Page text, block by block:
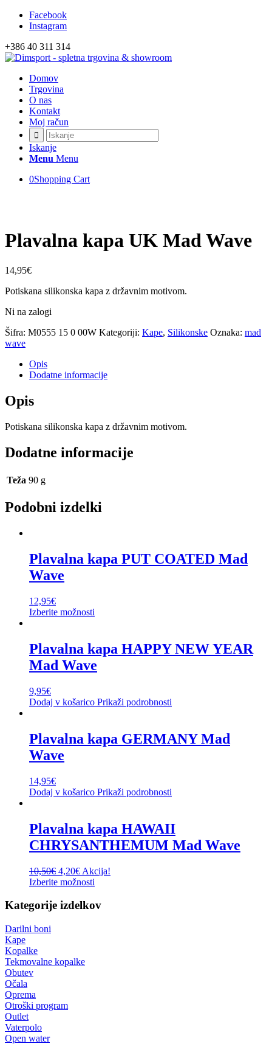
Facebook
Instagram
+386 40 311 314
Domov
Trgovina
O nas
Kontakt
Moj račun
Iskanje
Menu Menu
0Shopping Cart
Plavalna kapa UK Mad Wave
14,95€
Potiskana silikonska kapa z državnim motivom.
Ni na zalogi
Šifra: M0555 15 0 00W Kategoriji: Kape, Silikonske Oznaka: mad
wave
Opis
Dodatne informacije
Opis
Potiskana silikonska kapa z državnim motivom.
Dodatne informacije
Teža 90 g
Podobni izdelki
Plavalna kapa PUT COATED Mad
Wave
12,95€
Izberite možnosti
Plavalna kapa HAPPY NEW YEAR
Mad Wave
9,95€
Dodaj v košarico Prikaži podrobnosti
Plavalna kapa GERMANY Mad
Wave
14,95€
Dodaj v košarico Prikaži podrobnosti
Plavalna kapa HAWAII
CHRYSANTHEMUM Mad Wave
10,50€ 4,20€ Akcija!
Izberite možnosti
Kategorije izdelkov
Darilni boni
Kape
Kopalke
Tekmovalne kopalke
Obutev
Očala
Oprema
Otroški program
Outlet
Vaterpolo
Open water